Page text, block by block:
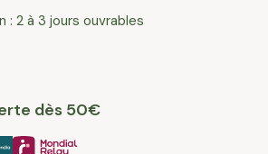
: 2 à 3 jours ouvrables
dès 50€